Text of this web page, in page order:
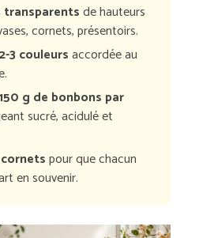
de hauteurs
cornets, présentoirs.
3 couleursaccordée au
g de bonbons par
sucré, acidulé et
pour que chacun
en souvenir.